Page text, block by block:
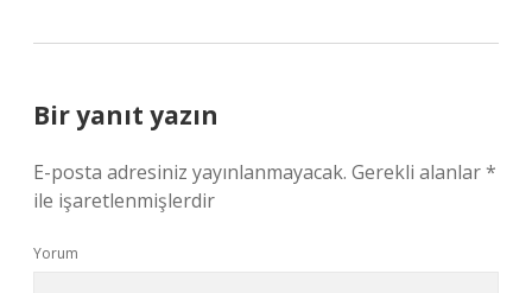
Bir yanıt yazın
E-posta adresiniz yayınlanmayacak. Gerekli alanlar*
ile işaretlenmişlerdir
Yorum